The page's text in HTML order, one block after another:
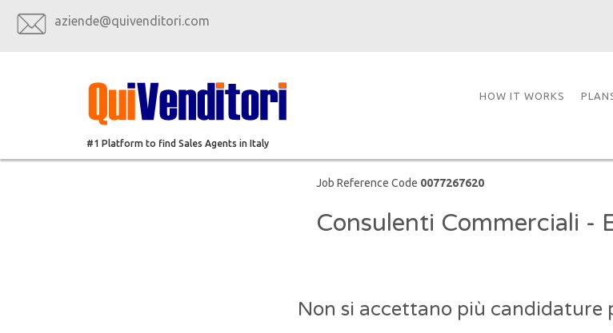
aziende@quivenditori.com
#1 Platform to find Sales Agents in Italy
HOW IT WORKS
Job Reference Code 0077267620
Consulenti Commerciali -
Non si accettano più candidature